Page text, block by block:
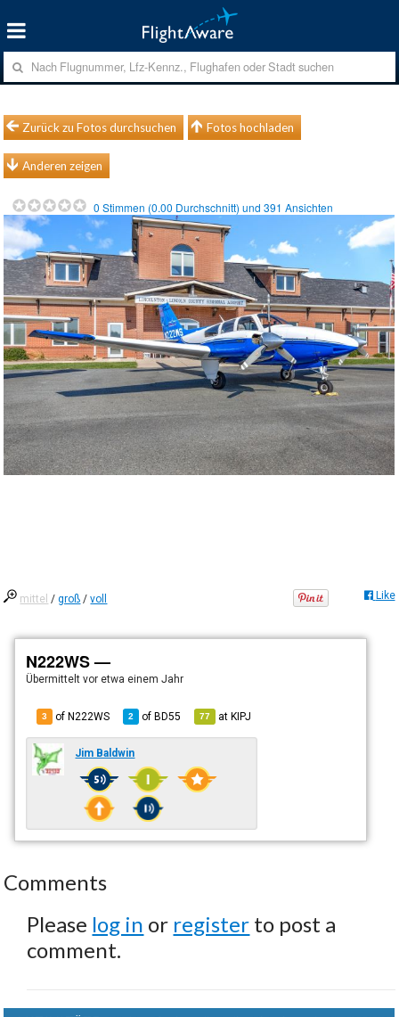
Zurück zu Fotos durchsuchen Fotos hochladen
Anderen zeigen
0 Stimmen (0.00 Durchschnitt) und391 Ansichten
mittel /groß /voll Like
N222WS —
Übermitteltvor etwa einem Jahr
3 of N222WS 2 ofBD55 77 atKIPJ
Jim Baldwin
Comments
Please log in or register to post a
comment.